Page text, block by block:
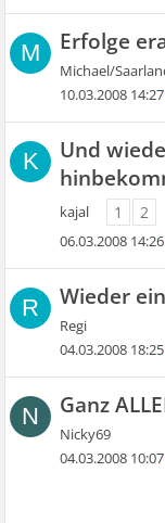
M Erfolge
Michael/
10.03.2008 14:27
K
Und
kajal 1 2
06.03.2008 14:26
R Wieder
Regi
04.03.2008 18:25
N Ganz
Nicky69
04.03.2008 10:07